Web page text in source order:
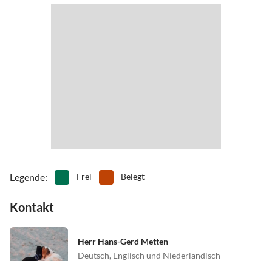
Ausgangspunkt für Radtouren.
Legende: Frei Belegt
Kontakt
Herr Hans-Gerd Metten
Deutsch, Englisch und Niederländisch